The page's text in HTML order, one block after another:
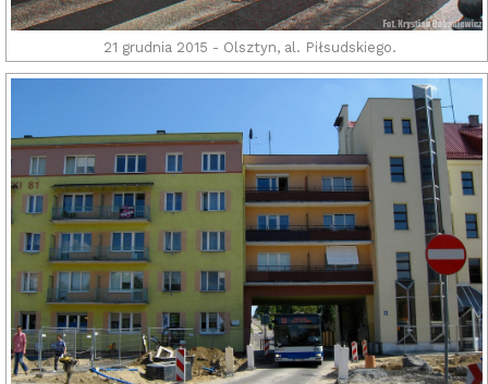
21 grudnia 2015 - Olsztyn, al. Piłsudskiego.